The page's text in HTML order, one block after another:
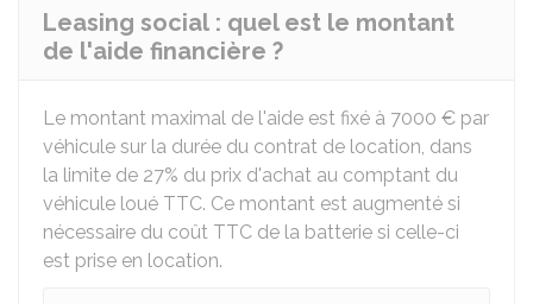
Leasing social : quel est le montant
de l'aide financière ?
Le montant maximal de l'aide est fixé à 7000 € par
véhicule sur la durée du contrat de location, dans
la limite de 27% du prix d'achat au comptant du
véhicule loué TTC. Ce montant est augmenté si
nécessaire du coût TTC de la batterie si celle-ci
est prise en location.